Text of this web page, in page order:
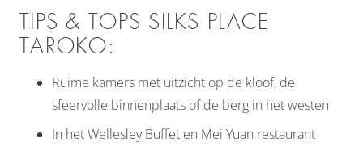
TIPS & TOPS SILKS PLACE
TAROKO:
Ruime kamers met uitzicht op de kloof, de
sfeervolle binnenplaats of de berg in het westen
In het Wellesley Buffet en Mei Yuan restaurant